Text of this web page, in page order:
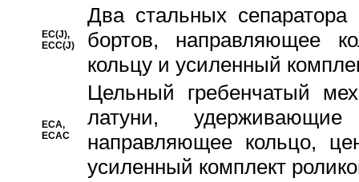
EC(J),
ECC(J)
Два стальных сепаратора
бортов, направляющее
кольцу и усиленный
ECA,
ECAC
Цельный гребенчатый
латуни,
направляющее кольцо,
усиленный комплект